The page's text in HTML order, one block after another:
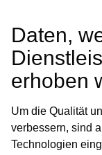
Daten,
erhoben
Um die Qualität
verbessern, sind
Technologien